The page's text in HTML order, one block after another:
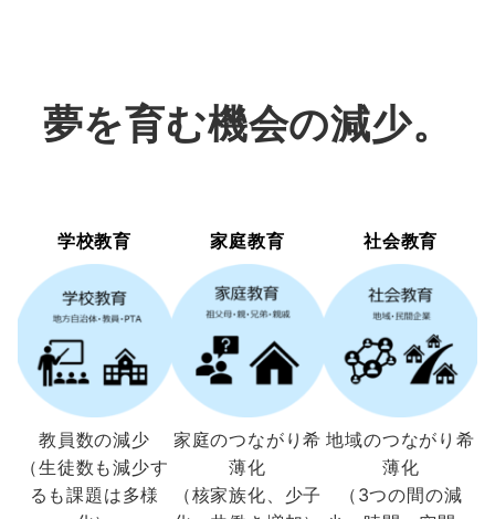
夢を育む機会の減少。
学校教育
教員数の減少
（生徒数も減少す
るも課題は多様
家庭教育
家庭のつながり希
薄化
（核家族化、少子
社会教育
地域のつながり希
薄化
（3つの間の減